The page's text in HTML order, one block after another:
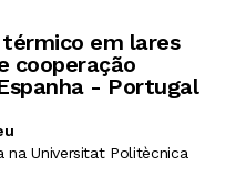
em lares
cooperação
- Portugal
na Universitat Politècnica